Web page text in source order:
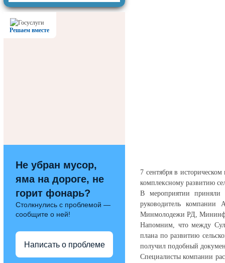
Решаем вместе
Не убран мусор,
яма на дороге, не
горит фонарь?
Столкнулись с проблемой —
сообщите о ней!
Написать о проблеме
7 сентября в
комплексному развитию
В мероприятии приняли
руководитель компании
Минмолодежи РД,
Напомним, что между
плана по развитию
получил подобный
Специалисты компании